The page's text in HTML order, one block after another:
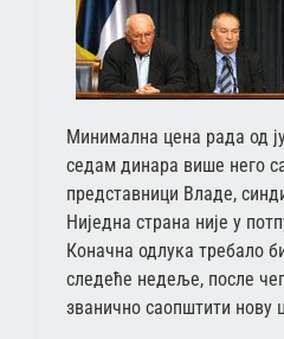
Минимална цена рада од
седам динара више него
представници Владе,
Ниједна страна није у
Коначна одлука требало
следеће недеље, после
званично саопштити нову